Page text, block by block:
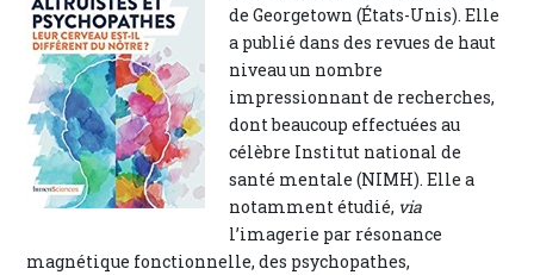
de Georgetown (États-Unis). Elle
a publié dans des revues de haut
niveau un nombre
impressionnant de recherches,
dont beaucoup effectuées au
célèbre Institut national de
santé mentale (NIMH). Elle a
notamment étudié, via
l’imagerie par résonance
magnétique fonctionnelle, des psychopathes,